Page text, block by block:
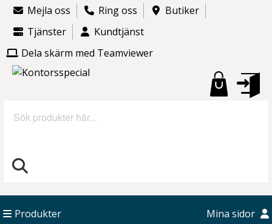
Mejla oss Ring oss
Butiker
Tjänster
Kundtjänst
Dela skärm med Teamviewer
Sök
Produkter Mina sidor